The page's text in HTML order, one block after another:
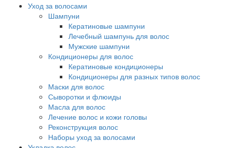
Уход за волосами
Шампуни
Кератиновые шампуни
Лечебный шампунь для волос
Мужские шампуни
Кондиционеры для волос
Кератиновые кондиционеры
Кондиционеры для разных типов волос
Маски для волос
Сыворотки и флюиды
Масла для волос
Лечение волос и кожи головы
Реконструкция волос
Наборы уход за волосами